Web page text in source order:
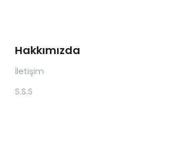
Hakkımızda
İletişim
S.S.S